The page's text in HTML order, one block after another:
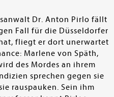
Dr. Anton Pirlo fällt
Fall für die Düsseldorfer
fliegt er dort unerwartet
Marlene von Späth,
des Mordes an ihrem
sprechen gegen sie
rauspauken. Sein ihm